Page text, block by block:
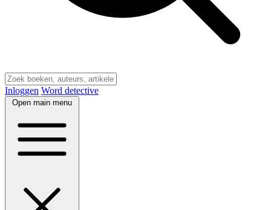
Inloggen Word detective
Open main menu